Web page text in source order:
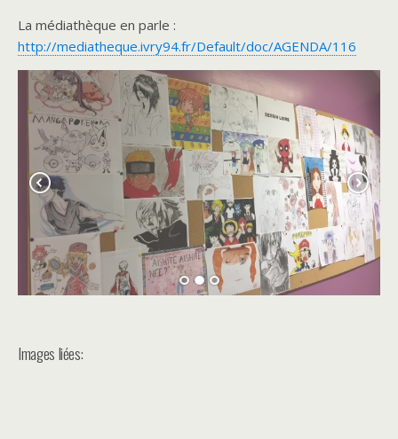
La médiathèque en parle :
http://mediatheque.ivry94.fr/Default/doc/AGENDA/116
Images liées: